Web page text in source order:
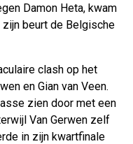
Damon Heta, kwam
beurt de Belgische
clash op het
en Gian van Veen.
zien door met een
Van Gerwen zelf
in zijn kwartfinale